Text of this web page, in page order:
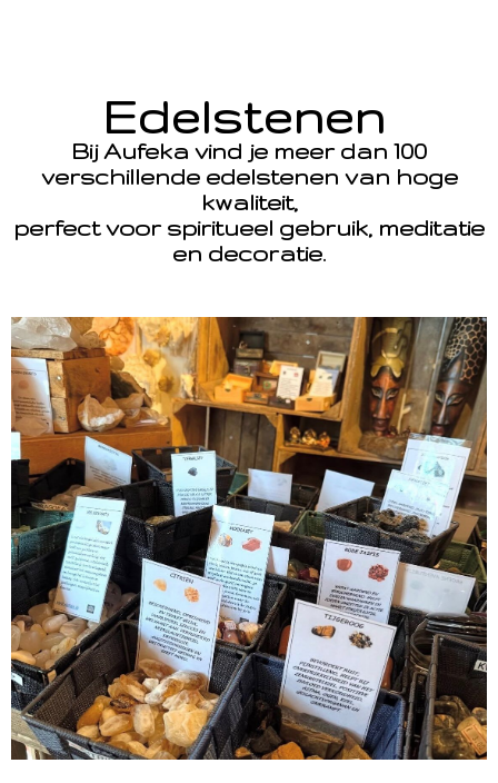
Edelstenen
Bij Aufeka vind je meer dan 100
verschillende edelstenen van hoge
kwaliteit,
perfect voor spiritueel gebruik, meditatie
en decoratie.